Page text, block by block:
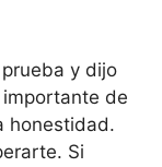
y dijo
de
honestidad.
Si